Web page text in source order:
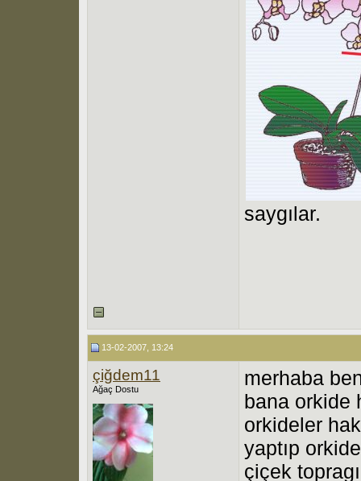
saygılar.
13-02-2007, 13:24
çiğdem11
Ağaç Dostu
merhaba
bana orkide
orkideler
yaptıp
çiçek